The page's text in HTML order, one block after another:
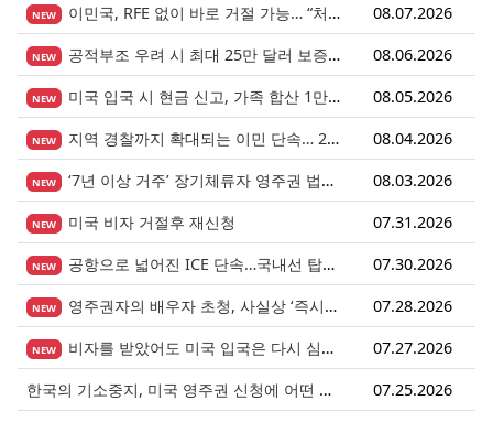
NEW 이민국, RFE 없이 바로 거절 가능… “처음 제출이 마지막 기회” 시대가 시작됩니다. 08.07.2026
NEW 공적부조 우려 시 최대 25만 달러 보증금? 영주권 심사의 새로운 변수 08.06.2026
NEW 미국 입국 시 현금 신고, 가족 합산 1만 달러가 기준입니다. 08.05.2026
NEW 지역 경찰까지 확대되는 이민 단속… 287(g) 프로그램의 대대적 확장 08.04.2026
NEW ‘7년 이상 거주’ 장기체류자 영주권 법안 재추진… 현실화될 수 있을까? 08.03.2026
NEW 미국 비자 거절후 재신청 07.31.2026
NEW 공항으로 넓어진 ICE 단속…국내선 탑승도 더 이상 안전지대 아니다. 07.30.2026
NEW 영주권자의 배우자 초청, 사실상 ‘즉시 진행’ 시대 열렸다. 07.28.2026
NEW 비자를 받았어도 미국 입국은 다시 심사받습니다.
07.27.2026
한국의 기소중지, 미국 영주권 신청에 어떤 영향을 미칠까?
07.25.2026